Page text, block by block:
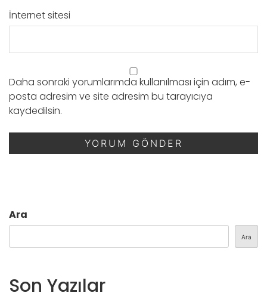
İnternet sitesi
Daha sonraki yorumlarımda kullanılması için adım, e-
posta adresim ve site adresim bu tarayıcıya
kaydedilsin.
Ara
Ara
Son Yazılar